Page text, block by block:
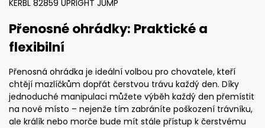
KERBL 82859 UPRIGHT JUMP
Přenosné ohrádky: Praktické a
flexibilní
Přenosná ohrádka je ideální volbou pro chovatele, kteří
chtějí mazlíčkům dopřát čerstvou trávu každý den. Díky
jednoduché manipulaci můžete výběh každý den přemístit
na nové místo – nejenže tím zabráníte poškození trávníku,
ale králík nebo morče bude mít stále přístup k čerstvému